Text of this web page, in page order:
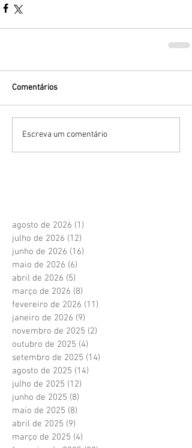
Comentários
Escreva um comentário
agosto de 2026 (1)
julho de 2026 (12)
junho de 2026 (16)
maio de 2026 (6)
abril de 2026 (5)
março de 2026 (8)
fevereiro de 2026 (11)
janeiro de 2026 (9)
novembro de 2025 (2)
outubro de 2025 (4)
setembro de 2025 (14)
agosto de 2025 (14)
julho de 2025 (12)
junho de 2025 (8)
maio de 2025 (8)
abril de 2025 (9)
março de 2025 (4)